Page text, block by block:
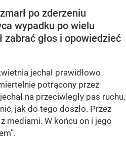
po zderzeniu
wypadku po wielu
zabrać głos i opowiedzieć
jechał prawidłowo
potrącony przez
na przeciwległy pas ruchu,
jak do tego doszło. Przez
mediami. W końcu on i jego